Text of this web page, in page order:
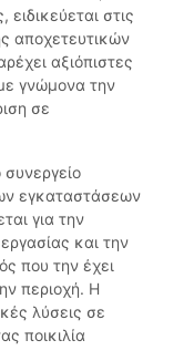
στις
αποχετευτικών
αξιόπιστες
γνώμονα την
σε
εγκαταστάσεων
για την
και την
που την έχει
περιοχή. Η
λύσεις σε
ποικιλία